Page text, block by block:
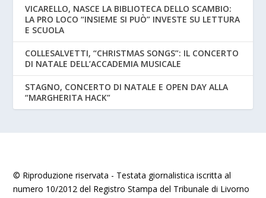
VICARELLO, NASCE LA BIBLIOTECA DELLO SCAMBIO:
LA PRO LOCO “INSIEME SI PUÒ” INVESTE SU LETTURA
E SCUOLA
COLLESALVETTI, “CHRISTMAS SONGS”: IL CONCERTO
DI NATALE DELL’ACCADEMIA MUSICALE
STAGNO, CONCERTO DI NATALE E OPEN DAY ALLA
“MARGHERITA HACK”
© Riproduzione riservata - Testata giornalistica iscritta al
numero 10/2012 del Registro Stampa del Tribunale di Livorno